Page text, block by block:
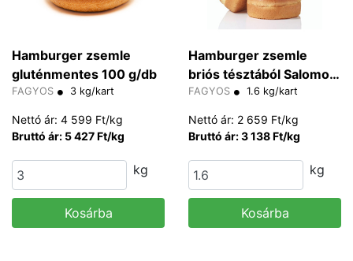
Hamburger zsemle
gluténmentes 100 g/db
FAGYOS 3 kg/kart
Nettó ár: 4 599 Ft/kg
Bruttó ár: 5 427 Ft/kg
kg
Kosárba
Hamburger zsemle
briós tésztából Salomon
FoodWorld 80 g/db
FAGYOS 1.6 kg/kart
Nettó ár: 2 659 Ft/kg
Bruttó ár: 3 138 Ft/kg
kg
Kosárba